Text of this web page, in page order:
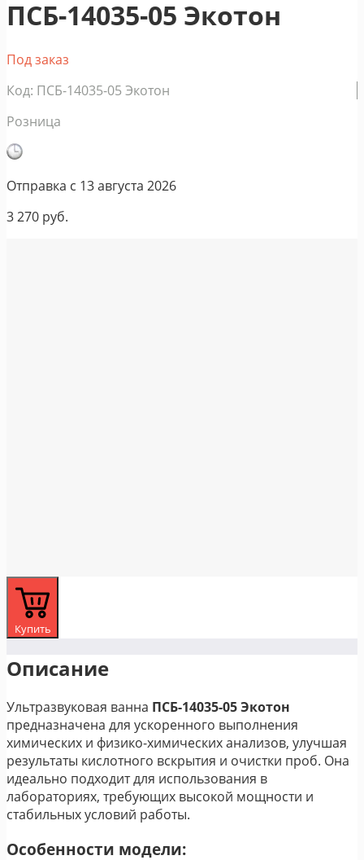
ПСБ-14035-05 Экотон
Под заказ
Код: ПСБ-14035-05 Экотон
Розница
Отправка с 13 августа 2026
3 270 руб.
Купить
Описание
Ультразвуковая ванна ПСБ-14035-05 Экотон
предназначена для ускоренного выполнения
химических и физико-химических анализов, улучшая
результаты кислотного вскрытия и очистки проб. Она
идеально подходит для использования в
лабораториях, требующих высокой мощности и
стабильных условий работы.
Особенности модели: